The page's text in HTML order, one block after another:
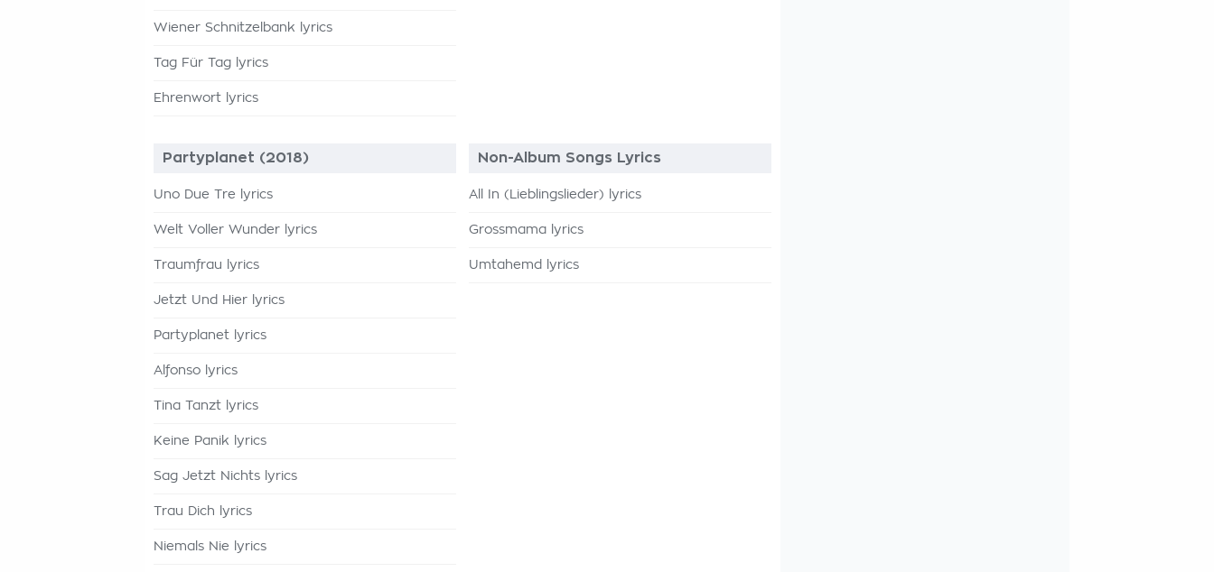
Wiener Schnitzelbank lyrics
Tag Für Tag lyrics
Ehrenwort lyrics
Partyplanet (2018)
Uno Due Tre lyrics
Welt Voller Wunder lyrics
Traumfrau lyrics
Jetzt Und Hier lyrics
Partyplanet lyrics
Alfonso lyrics
Tina Tanzt lyrics
Keine Panik lyrics
Sag Jetzt Nichts lyrics
Trau Dich lyrics
Niemals Nie lyrics
Non-Album Songs Lyrics
All In (Lieblingslieder) lyrics
Grossmama lyrics
Umtahemd lyrics